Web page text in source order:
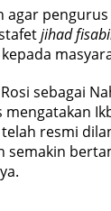
agar
jihad
sebagai
resmi
semakin